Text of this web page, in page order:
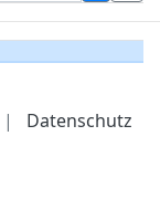
| Datenschutz